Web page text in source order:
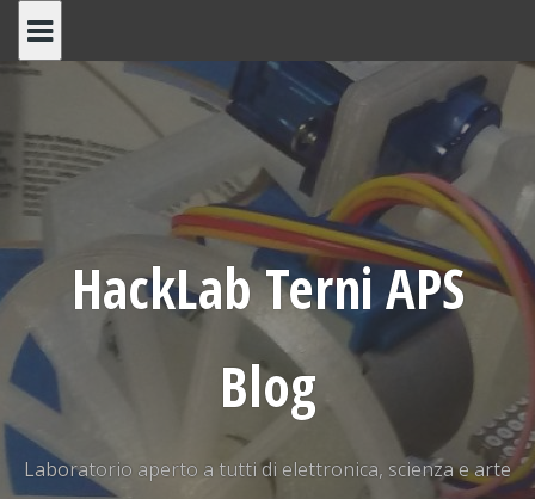
content
HackLab Terni APS
Blog
Laboratorio aperto a tutti di elettronica, scienza e arte